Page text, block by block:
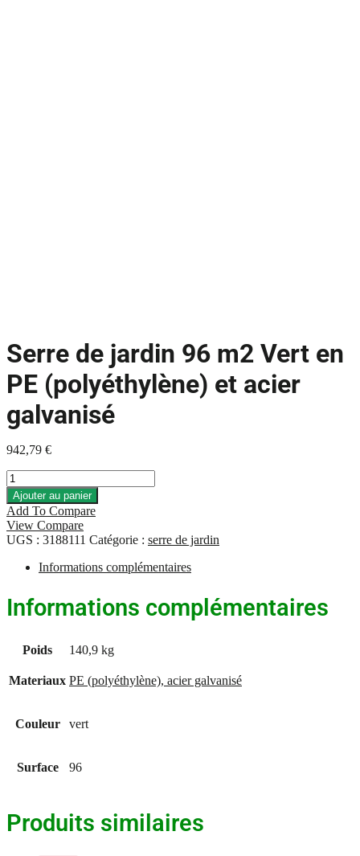
Serre de jardin 96 m2 Vert en
PE (polyéthylène) et acier
galvanisé
942,79 €
quantité
de
Serre
de
jardin
96
PE
acier
Ajouter au panier
Add To Compare
View Compare
UGS : 3188111 Catégorie : serre de jardin
Informations complémentaires
Informations complémentaires
Poids 140,9 kg
Materiaux PE (polyéthylène), acier galvanisé
Couleur vert
Surface 96
Produits similaires